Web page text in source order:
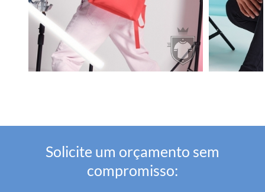
Solicite um orçamento sem
compromisso: